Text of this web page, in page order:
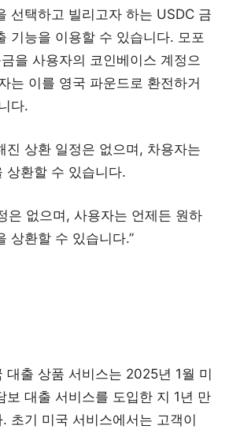
선택하고 빌리고자 하는 USDC 금
기능을 이용할 수 있습니다. 모포
을 사용자의 코인베이스 계정으
는 이를 영국 파운드로 환전하거
다.
진 상환 일정은 없으며, 차용자는
상환할 수 있습니다.
은 없으며, 사용자는 언제든 원하
상환할 수 있습니다.”
대출 상품 서비스는 2025년 1월 미
보 대출 서비스를 도입한 지 1년 만
초기 미국 서비스에서는 고객이